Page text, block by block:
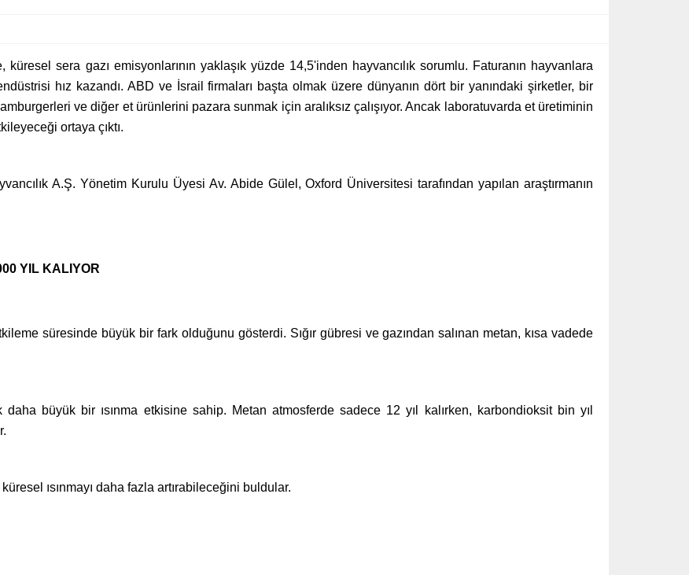
sera gazı emisyonlarının yaklaşık yüzde 14,5'inden hayvancılık sorumlu. Faturanın hayvanlara
hız kazandı. ABD ve İsrail firmaları başta olmak üzere dünyanın dört bir yanındaki şirketler, bir
ve diğer et ürünlerini pazara sunmak için aralıksız çalışıyor. Ancak laboratuvarda et üretiminin
ortaya çıktı.
A.Ş. Yönetim Kurulu Üyesi Av. Abide Gülel, Oxford Üniversitesi tarafından yapılan araştırmanın
YIL KALIYOR
süresinde büyük bir fark olduğunu gösterdi. Sığır gübresi ve gazından salınan metan, kısa vadede
büyük bir ısınma etkisine sahip. Metan atmosferde sadece 12 yıl kalırken, karbondioksit bin yıl
ısınmayı daha fazla artırabileceğini buldular.